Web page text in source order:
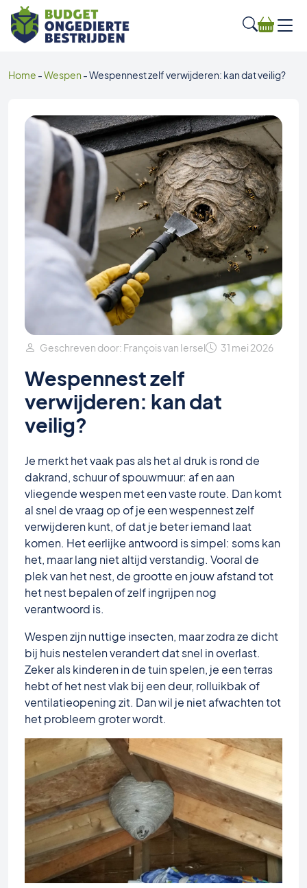
Home -Wespen -Wespennest zelf verwijderen: kan dat veilig?
Geschreven door: François van Iersel 31 mei 2026
Wespennest zelf
verwijderen: kan dat
veilig?
Je merkt het vaak pas als het al druk is rond de
dakrand, schuur of spouwmuur: af en aan
vliegende wespen met een vaste route. Dan komt
al snel de vraag op of je een wespennest zelf
verwijderen kunt, of dat je beter iemand laat
komen. Het eerlijke antwoord is simpel: soms kan
het, maar lang niet altijd verstandig. Vooral de
plek van het nest, de grootte en jouw afstand tot
het nest bepalen of zelf ingrijpen nog
verantwoord is.
Wespen zijn nuttige insecten, maar zodra ze dicht
bij huis nestelen verandert dat snel in overlast.
Zeker als kinderen in de tuin spelen, je een terras
hebt of het nest vlak bij een deur, rolluikbak of
ventilatieopening zit. Dan wil je niet afwachten tot
het probleem groter wordt.